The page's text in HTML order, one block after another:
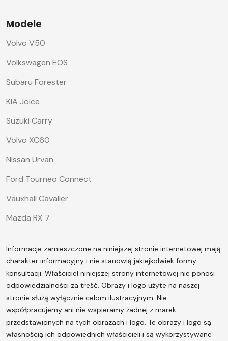
Modele
Volvo V50
Volkswagen EOS
Subaru Forester
KIA Joice
Suzuki Carry
Volvo XC60
Nissan Urvan
Ford Tourneo Connect
Vauxhall Cavalier
Mazda RX 7
Informacje zamieszczone na niniejszej stronie internetowej mają
charakter informacyjny i nie stanowią jakiejkolwiek formy
konsultacji. Właściciel niniejszej strony internetowej nie ponosi
odpowiedzialności za treść. Obrazy i logo użyte na naszej
stronie służą wyłącznie celom ilustracyjnym. Nie
współpracujemy ani nie wspieramy żadnej z marek
przedstawionych na tych obrazach i logo. Te obrazy i logo są
własnością ich odpowiednich właścicieli i są wykorzystywane